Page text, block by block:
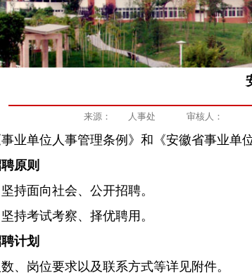
来源： 人事处 审核人：
业单位人事管理条例》和《安徽省事业单
原则
坚持面向社会、公开招聘。
坚持考试考察、择优聘用。
计划
、岗位要求以及联系方式等详见附件。